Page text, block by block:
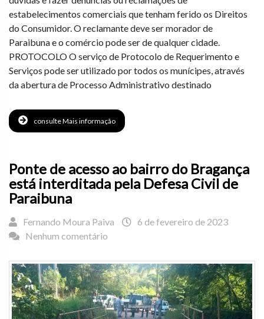
estabelecimentos comerciais que tenham ferido os Direitos
do Consumidor. O reclamante deve ser morador de
Paraibuna e o comércio pode ser de qualquer cidade.
PROTOCOLO O serviço de Protocolo de Requerimento e
Serviços pode ser utilizado por todos os munícipes, através
da abertura de Processo Administrativo destinado
consulte Mais informação
Ponte de acesso ao bairro do Bragança
está interditada pela Defesa Civil de
Paraibuna
Fernando Moura Paiva
6 de fevereiro de 2023
Nenhum comentário